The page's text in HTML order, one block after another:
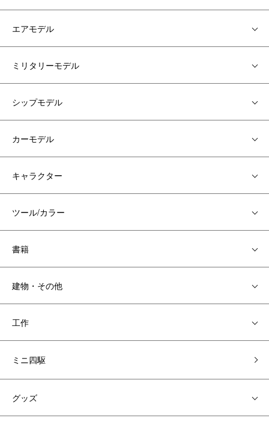
エアモデル
ミリタリーモデル
シップモデル
カーモデル
キャラクター
ツール/カラー
書籍
建物・その他
工作
ミニ四駆
グッズ